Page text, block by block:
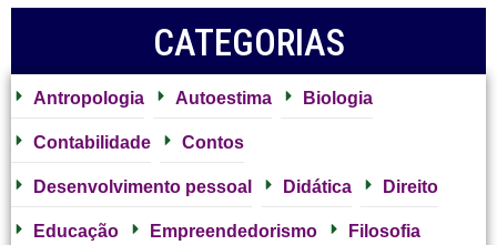
CATEGORIAS
Antropologia Autoestima Biologia
Contabilidade Contos
Desenvolvimento pessoal Didática Direito
Educação Empreendedorismo Filosofia